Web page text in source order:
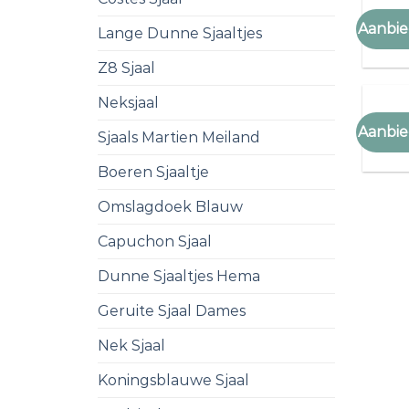
Lange Dunne Sjaaltjes
Z8 Sjaal
Neksjaal
Sjaals Martien Meiland
Boeren Sjaaltje
Omslagdoek Blauw
Capuchon Sjaal
Dunne Sjaaltjes Hema
Geruite Sjaal Dames
Nek Sjaal
Koningsblauwe Sjaal
king
king